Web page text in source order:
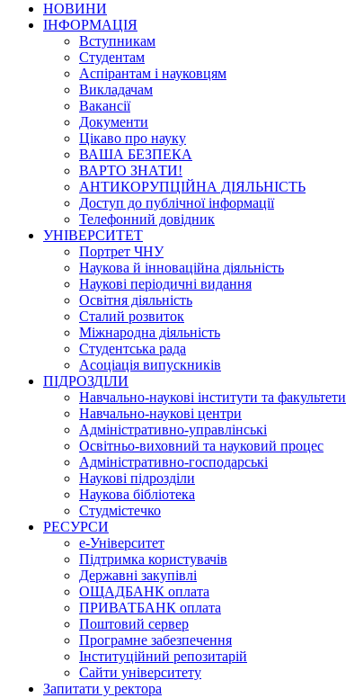
НОВИНИ
ІНФОРМАЦІЯ
Вступникам
Студентам
Аспірантам і науковцям
Викладачам
Вакансії
Документи
Цікаво про науку
ВАША БЕЗПЕКА
ВАРТО ЗНАТИ!
АНТИКОРУПЦІЙНА ДІЯЛЬНІСТЬ
Доступ до публічної інформації
Телефонний довідник
УНІВЕРСИТЕТ
Портрет ЧНУ
Наукова й інноваційна діяльність
Наукові періодичні видання
Освітня діяльність
Сталий розвиток
Міжнародна діяльність
Студентська рада
Асоціація випускників
ПІДРОЗДІЛИ
Навчально-наукові інститути та факультети
Навчально-наукові центри
Адміністративно-управлінські
Освітньо-виховний та науковий процес
Адміністративно-господарські
Наукові підрозділи
Наукова бібліотека
Студмістечко
РЕСУРСИ
е-Університет
Підтримка користувачів
Державні закупівлі
ОЩАДБАНК оплата
ПРИВАТБАНК оплата
Поштовий сервер
Програмне забезпечення
Інституційний репозитарій
Сайти університету
Запитати у ректора